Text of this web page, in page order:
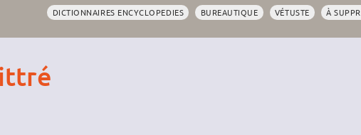
DICTIONNAIRES ENCYCLOPEDIES BUREAUTIQUE VÉTUSTE À